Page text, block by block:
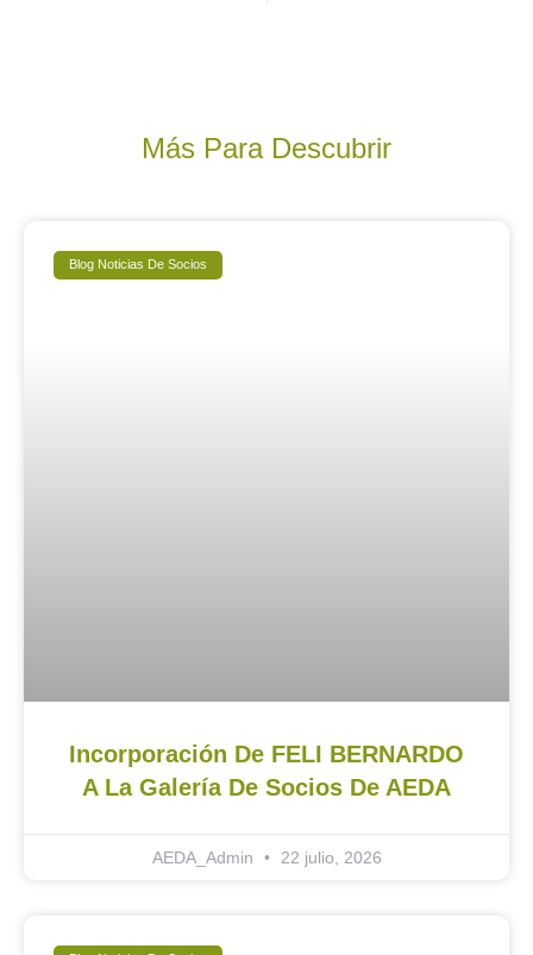
Más Para Descubrir
Blog Noticias De Socios
Incorporación De FELI BERNARDO
A La Galería De Socios De AEDA
AEDA_Admin 22 julio, 2026